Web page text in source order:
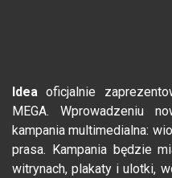
Idea oficjalnie
MEGA. Wprowadzeniu
kampania multimedialna:
prasa. Kampania będzie
witrynach, plakaty i ulotki,